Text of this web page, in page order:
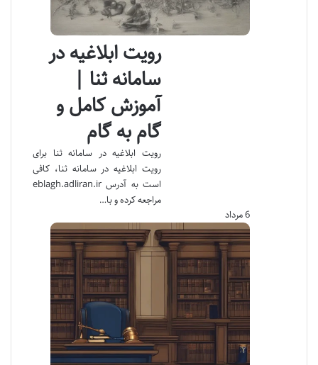
رویت ابلاغیه در
سامانه ثنا |
آموزش کامل و
گام به گام
رویت ابلاغیه در سامانه ثنا برای
رویت ابلاغیه در سامانه ثنا، کافی
است به آدرس eblagh.adliran.ir
مراجعه کرده و با…
6 مرداد